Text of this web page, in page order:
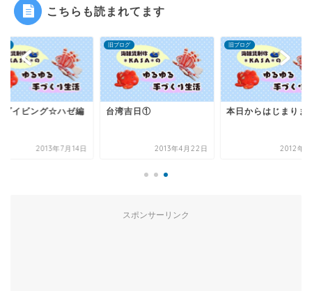
こちらも読まれてます
ダイビング☆ハゼ編
2013年7月14日
旧ブログ
台湾吉日①
2013年4月22日
旧ブログ
本日からはじまりま
2012年7
スポンサーリンク